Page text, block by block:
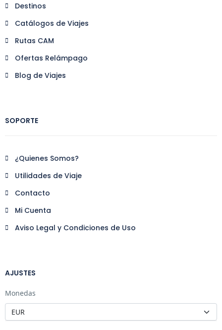
Destinos
Catálogos de Viajes
Rutas CAM
Ofertas Relámpago
Blog de Viajes
SOPORTE
¿Quienes Somos?
Utilidades de Viaje
Contacto
Mi Cuenta
Aviso Legal y Condiciones de Uso
AJUSTES
Monedas